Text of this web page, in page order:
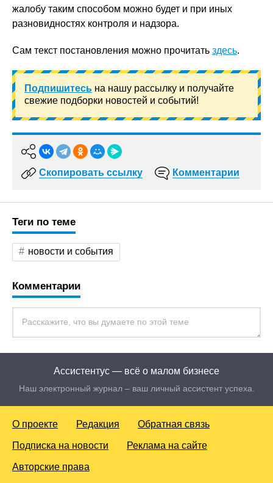
жалобу таким способом можно будет и при иных
разновидностях контроля и надзора.
Сам текст постановления можно прочитать здесь.
Подпишитесь на нашу рассылку и получайте
свежие подборки новостей и событий!
Скопировать ссылку Комментарии
Теги по теме
новости и события
Комментарии
Ассистентус — всё о малом бизнесе
Наш электронный журнал – ваш личный ассистент успеха.
О проекте Редакция Обратная связь
Подписка на новости Реклама на сайте
Авторские права